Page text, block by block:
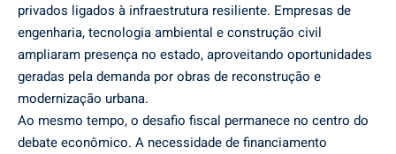
privados ligados à infraestrutura resiliente. Empresas de
engenharia, tecnologia ambiental e construção civil
ampliaram presença no estado, aproveitando oportunidades
geradas pela demanda por obras de reconstrução e
modernização urbana.
Ao mesmo tempo, o desafio fiscal permanece no centro do
debate econômico. A necessidade de financiamento